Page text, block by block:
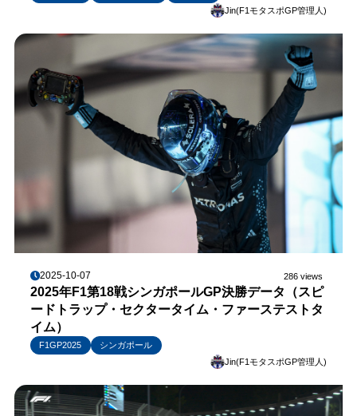
Jin(F1モタスポGP管理人)
2025-10-07 286 views
2025年F1第18戦シンガポールGP決勝データ（スピ
ードトラップ・セクタータイム・ファーステストタ
イム）
F1GP2025
シンガポール
Jin(F1モタスポGP管理人)